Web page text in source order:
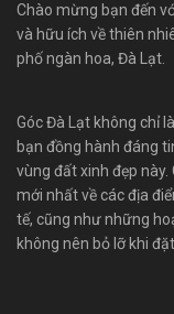
Chào mừng bạn đến
và hữu ích về thiên
phố ngàn hoa, Đà Lạt.
Góc Đà Lạt không chỉ
bạn đồng hành đáng
vùng đất xinh đẹp
mới nhất về các địa
tế, cũng như những
không nên bỏ lỡ khi